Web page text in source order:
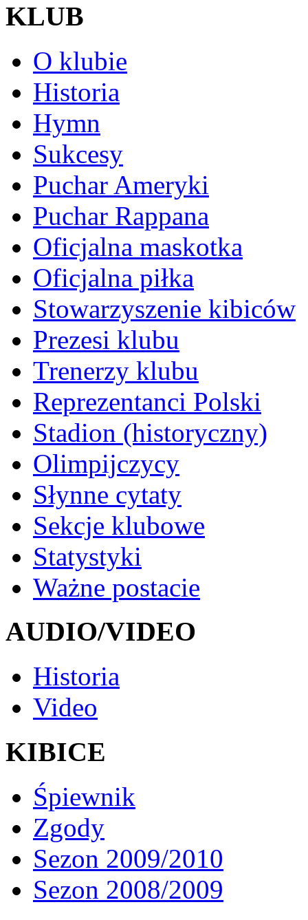
KLUB
O klubie
Historia
Hymn
Sukcesy
Puchar Ameryki
Puchar Rappana
Oficjalna maskotka
Oficjalna piłka
Stowarzyszenie kibiców
Prezesi klubu
Trenerzy klubu
Reprezentanci Polski
Stadion (historyczny)
Olimpijczycy
Słynne cytaty
Sekcje klubowe
Statystyki
Ważne postacie
AUDIO/VIDEO
Historia
Video
KIBICE
Śpiewnik
Zgody
Sezon 2009/2010
Sezon 2008/2009